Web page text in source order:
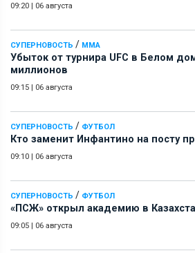
09:20 | 06 августа
СУПЕРНОВОСТЬ / ММА
Убыток от турнира UFC в Белом
миллионов
09:15 | 06 августа
СУПЕРНОВОСТЬ / ФУТБОЛ
Кто заменит Инфантино на посту
09:10 | 06 августа
СУПЕРНОВОСТЬ / ФУТБОЛ
«ПСЖ» открыл академию в
09:05 | 06 августа